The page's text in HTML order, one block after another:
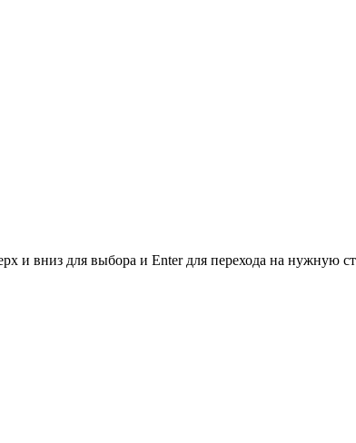
и вниз для выбора и Enter для перехода на нужную